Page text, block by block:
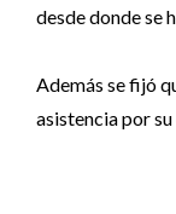
desde donde se
Además se fijó
asistencia por